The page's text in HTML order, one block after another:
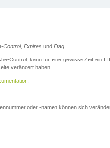
Control, Expires und Etag.
Control, kann für eine gewisse Zeit ein
verändert haben.
.
oder -namen können sich